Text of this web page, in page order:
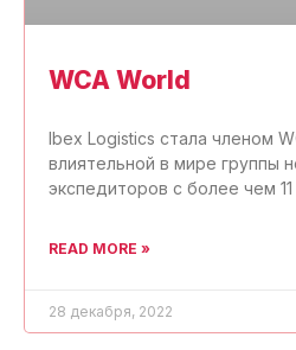
WCA World
Ibex Logistics стала членом
влиятельной в мире группы
экспедиторов с более чем
READ MORE »
28 декабря, 2022